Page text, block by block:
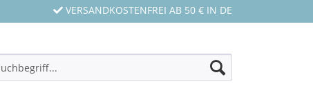
VERSANDKOSTENFREI AB 50 € IN DE